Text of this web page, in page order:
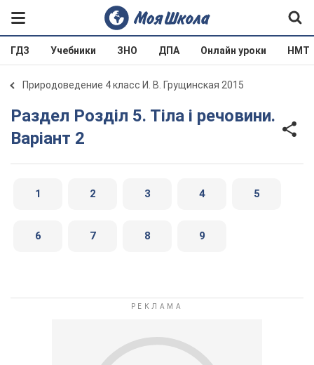
ГДЗ Учебники ЗНО ДПА Онлайн уроки НМТ
Природоведение 4 класс И. В. Грущинская 2015
Раздел Розділ 5. Тіла і речовини.
Варіант 2
1 2 3 4 5
6 7 8 9